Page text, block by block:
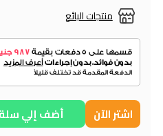
منتجات البائع
اشتر الآن أضف إلي